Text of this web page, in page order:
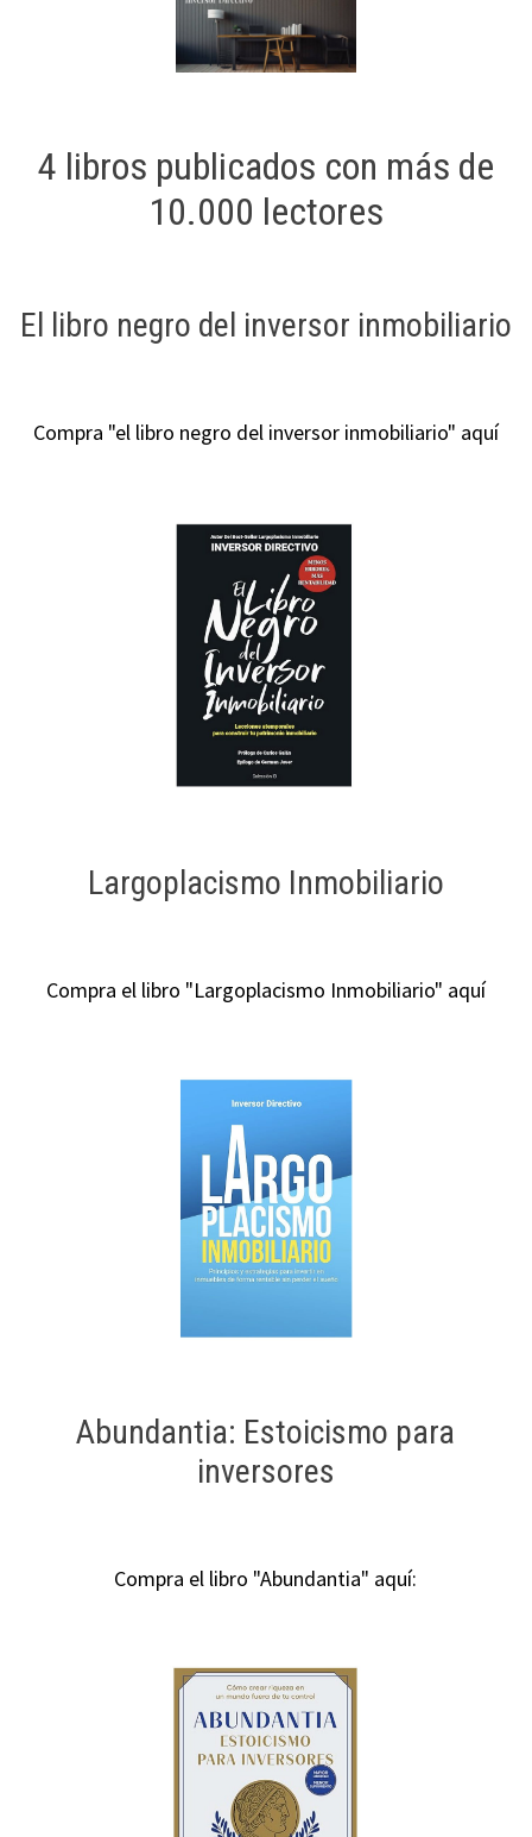
4 libros publicados con más de
10.000 lectores
El libro negro del inversor inmobiliario
Compra "el libro negro del inversor inmobiliario" aquí
Largoplacismo Inmobiliario
Compra el libro "Largoplacismo Inmobiliario" aquí
Abundantia: Estoicismo para
inversores
Compra el libro "Abundantia" aquí: